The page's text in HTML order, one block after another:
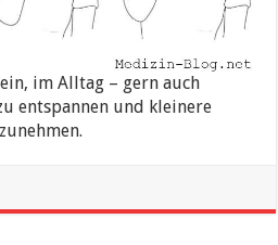
im Alltag – gern auch
entspannen und kleinere